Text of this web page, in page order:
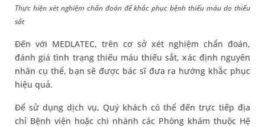
Thực hiện xét nghiệm chẩn đoán để khắc phục bệnh thiếu máu do thiếu
sắt
Đến với MEDLATEC, trên cơ sở xét nghiệm chẩn đoán,
đánh giá tình trạng thiếu máu thiếu sắt, xác định nguyên
nhân cụ thể, bạn sẽ được bác sĩ đưa ra hướng khắc phục
hiệu quả.
Để sử dụng dịch vụ, Quý khách có thể đến trực tiếp địa
chỉ Bệnh viện hoặc chi nhánh các Phòng khám thuộc Hệ